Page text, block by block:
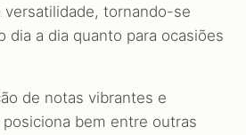
versatilidade, tornando-se
dia a dia quanto para ocasiões
de notas vibrantes e
bem entre outras